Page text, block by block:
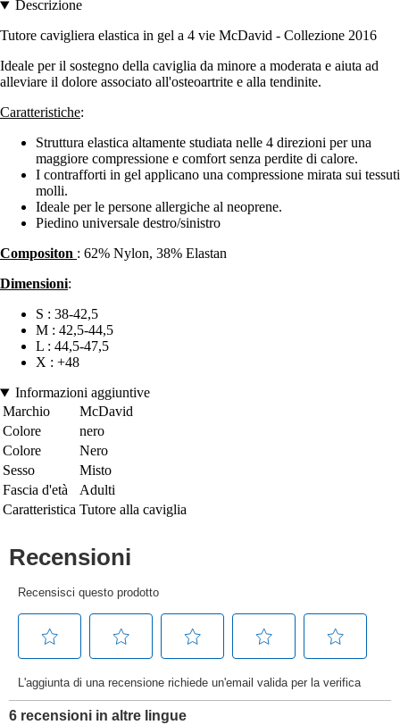
Descrizione
Tutore cavigliera elastica in gel a 4 vie McDavid - Collezione 2016
Ideale per il sostegno della caviglia da minore a moderata e aiuta ad
alleviare il dolore associato all'osteoartrite e alla tendinite.
Caratteristiche:
Struttura elastica altamente studiata nelle 4 direzioni per una
maggiore compressione e comfort senza perdite di calore.
I contrafforti in gel applicano una compressione mirata sui tessuti
molli.
Ideale per le persone allergiche al neoprene.
Piedino universale destro/sinistro
Compositon : 62% Nylon, 38% Elastan
Dimensioni:
S : 38-42,5
M : 42,5-44,5
L : 44,5-47,5
X : +48
Informazioni aggiuntive
Marchio
McDavid
Colore
nero
Colore
Nero
Sesso
Misto
Fascia d'età
Adulti
Caratteristica Tutore alla caviglia